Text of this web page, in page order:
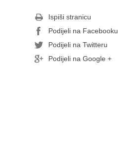
Ispiši stranicu
Podijeli na Facebooku
Podijeli na Twitteru
Podijeli na Google +